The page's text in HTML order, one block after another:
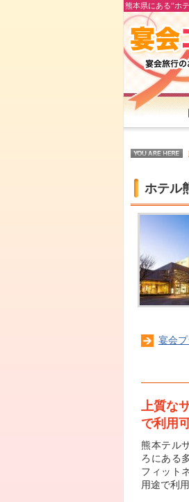
熊本県にある”ホ
ホテル
宴会
上質な
で利用
熊本テル
ろにある
フィット
用途で利